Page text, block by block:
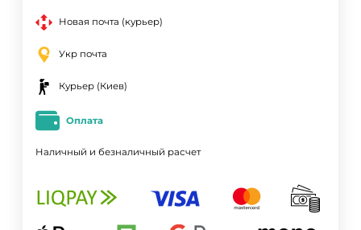
Новая почта (курьер)
Укр почта
Курьер (Киев)
Оплата
Наличный и безналичный расчет